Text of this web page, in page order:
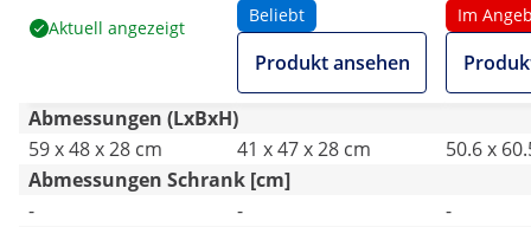
Temperatur: 30 - 110
°C
Aktuell angezeigt
Temperatur: 30 - 110
°C
Beliebt
Produkt ansehen
Behälter
Im
Abmessungen (LxBxH)
59 x 48 x 28 cm
41 x 47 x 28 cm
50.6 x
Abmessungen Schrank [cm]
-
-
-